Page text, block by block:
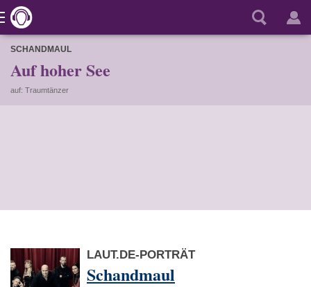
SCHANDMAUL
Auf hoher See
auf: Traumtänzer
LAUT.DE-PORTRÄT
Schandmaul